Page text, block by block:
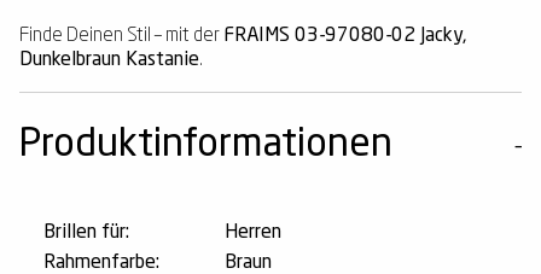
Finde Deinen Stil – mit der FRAIMS 03-97080-02 Jacky,
Dunkelbraun Kastanie.
Produktinformationen
Brillen für:
Herren
Rahmenfarbe:
Braun